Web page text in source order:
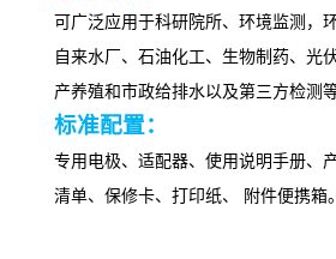
可广泛应用于科研院所、环境监测，
自来水厂、石油化工、生物制药、光
产养殖和市政给排水以及第三方检测
标准配置：
专用电极、 适配器、 使用说明手册、
清单、 保修卡、 打印纸、 附件便携箱。